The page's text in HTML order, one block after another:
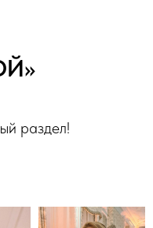
раздел!